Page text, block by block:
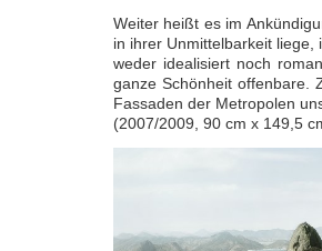
Weiter heißt es im
in ihrer Unmittelbarkeit liege,
weder idealisiert noch
ganze Schönheit offenbare.
Fassaden der Metropolen
(2007/2009, 90 cm x 149,5